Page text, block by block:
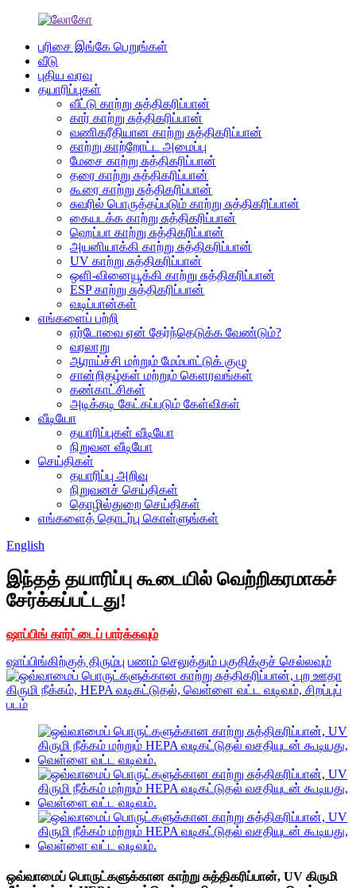
பரிசை இங்கே பெறுங்கள்
வீடு
புதிய வரவு
தயாரிப்புகள்
வீட்டு காற்று சுத்திகரிப்பான்
கார் காற்று சுத்திகரிப்பான்
வணிகரீதியான காற்று சுத்திகரிப்பான்
காற்று காற்றோட்ட அமைப்பு
மேசை காற்று சுத்திகரிப்பான்
தரை காற்று சுத்திகரிப்பான்
கூரை காற்று சுத்திகரிப்பான்
சுவரில் பொருத்தப்படும் காற்று சுத்திகரிப்பான்
கையடக்க காற்று சுத்திகரிப்பான்
ஹெப்பா காற்று சுத்திகரிப்பான்
அயனியாக்கி காற்று சுத்திகரிப்பான்
UV காற்று சுத்திகரிப்பான்
ஒளி-வினையூக்கி காற்று சுத்திகரிப்பான்
ESP காற்று சுத்திகரிப்பான்
வடிப்பான்கள்
எங்களைப் பற்றி
ஏர்டோவை ஏன் தேர்ந்தெடுக்க வேண்டும்?
வரலாறு
ஆராய்ச்சி மற்றும் மேம்பாட்டுக் குழு
சான்றிதழ்கள் மற்றும் கௌரவங்கள்
கண்காட்சிகள்
அடிக்கடி கேட்கப்படும் கேள்விகள்
வீடியோ
தயாரிப்புகள் வீடியோ
நிறுவன வீடியோ
செய்திகள்
தயாரிப்பு அறிவு
நிறுவனச் செய்திகள்
தொழில்துறை செய்திகள்
எங்களைத் தொடர்பு கொள்ளுங்கள்
English
இந்தத் தயாரிப்பு கூடையில் வெற்றிகரமாகச்
சேர்க்கப்பட்டது!
ஷாப்பிங் கார்ட்டைப் பார்க்கவும்
ஷாப்பிங்கிற்குத் திரும்பு பணம் செலுத்தும் பகுதிக்குச் செல்லவும்
ஒவ்வாமைப் பொருட்களுக்கான காற்று சுத்திகரிப்பான், UV கிருமி